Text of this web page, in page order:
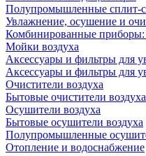
Полупромышленные сплит-
Увлажнение, осушение и
Комбинированные приборы:
Мойки воздуха
Аксессуары и фильтры для
Аксессуары и фильтры для
Очистители воздуха
Бытовые очистители воздуха
Осушители воздуха
Бытовые осушители воздуха
Полупромышленные
Отопление и водоснабжение